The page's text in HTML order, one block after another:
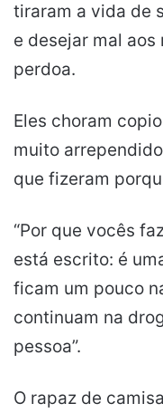
tiraram a vida de
e desejar mal
perdoa.
Eles choram
muito
que fizeram
“Por que vocês
está escrito: é
ficam um pouco
continuam na
pessoa”.
O rapaz de